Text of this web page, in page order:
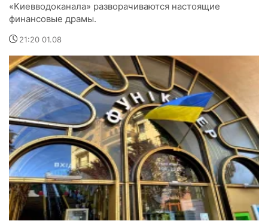
«Киевводоканала» разворачиваются настоящие
финансовые драмы.
21:20 01.08